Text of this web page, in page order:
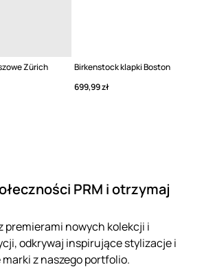
Zürich
Birkenstock klapki Boston
699,99 zł
PRM i otrzymaj
premierami nowych kolekcji i
odkrywaj inspirujące stylizacje i
z naszego portfolio.